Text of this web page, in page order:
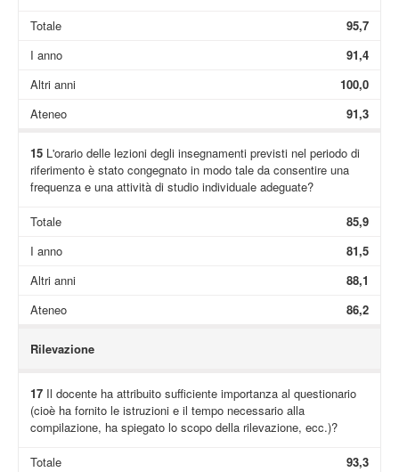
Totale
95,7
I anno
91,4
Altri anni
100,0
Ateneo
91,3
15L'orario delle lezioni degli insegnamenti previsti nel periodo di
riferimento è stato congegnato in modo tale da consentire una
frequenza e una attività di studio individuale adeguate?
Totale
85,9
I anno
81,5
Altri anni
88,1
Ateneo
86,2
Rilevazione
17Il docente ha attribuito sufficiente importanza al questionario
(cioè ha fornito le istruzioni e il tempo necessario alla
compilazione, ha spiegato lo scopo della rilevazione, ecc.)?
Totale
93,3